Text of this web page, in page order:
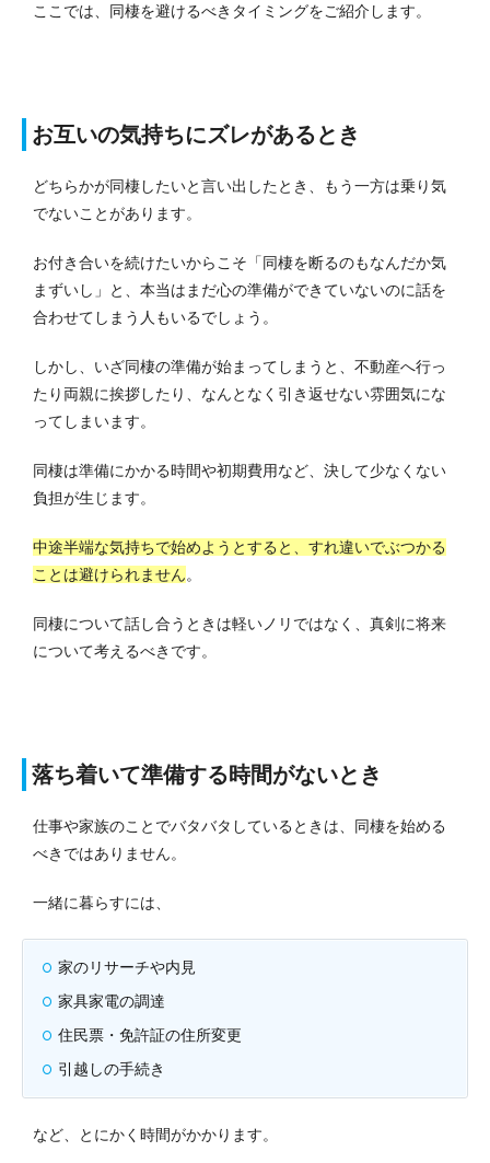
ここでは、同棲を避けるべきタイミングをご紹介します。
お互いの気持ちにズレがあるとき
どちらかが同棲したいと言い出したとき、もう一方は乗り気
でないことがあります。
お付き合いを続けたいからこそ「同棲を断るのもなんだか気
まずいし」と、本当はまだ心の準備ができていないのに話を
合わせてしまう人もいるでしょう。
しかし、いざ同棲の準備が始まってしまうと、不動産へ行っ
たり両親に挨拶したり、なんとなく引き返せない雰囲気にな
ってしまいます。
同棲は準備にかかる時間や初期費用など、決して少なくない
負担が生じます。
中途半端な気持ちで始めようとすると、すれ違いでぶつかる
ことは避けられません。
同棲について話し合うときは軽いノリではなく、真剣に将来
について考えるべきです。
落ち着いて準備する時間がないとき
仕事や家族のことでバタバタしているときは、同棲を始める
べきではありません。
一緒に暮らすには、
家のリサーチや内見
家具家電の調達
住民票・免許証の住所変更
引越しの手続き
など、とにかく時間がかかります。